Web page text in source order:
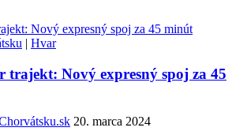
| Hvar
trajekt: Nový expresný spoj za 45
20. marca 2024